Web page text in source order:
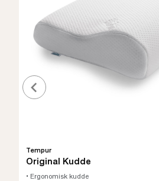
Tempur
Original Kudde
• Ergonomisk kudde